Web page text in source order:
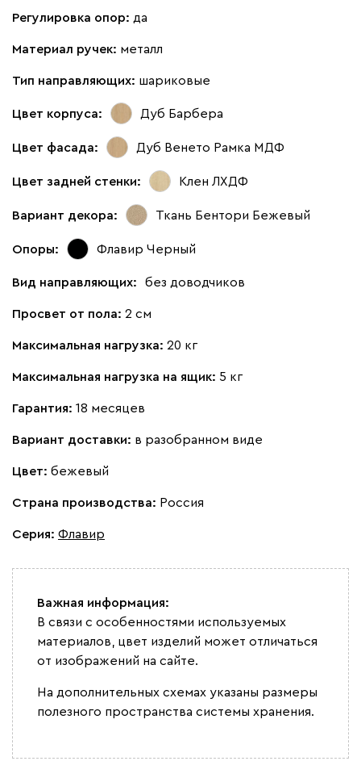
Регулировка опор: да
Материал ручек: металл
Тип направляющих: шариковые
Цвет корпуса: Дуб Барбера
Цвет фасада: Дуб Венето Рамка МДФ
Цвет задней стенки: Клен ЛХДФ
Вариант декора: Ткань Бентори Бежевый
Опоры: Флавир Черный
Вид направляющих: без доводчиков
Просвет от пола: 2 см
Максимальная нагрузка: 20 кг
Максимальная нагрузка на ящик: 5 кг
Гарантия: 18 месяцев
Вариант доставки: в разобранном виде
Цвет: бежевый
Страна производства: Россия
Серия: Флавир
Важная информация:
В связи с особенностями используемых
материалов, цвет изделий может отличаться
от изображений на сайте.
На дополнительных схемах указаны размеры
полезного пространства системы хранения.